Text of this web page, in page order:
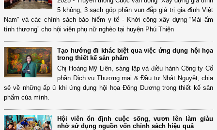
5 không, 3 sạch góp phần vun đắp giá trị gia đình Việt
Nam” và các chính sách bảo hiểm y tế - Khởi công xây dựng “Mái ấm
tình thương” cho hội viên phụ nữ nghèo tại huyện Phú Thiện
Tạo hướng đi khác biệt qua việc ứng dụng hội họa
trong thiết kế sản phẩm
Chị Hoàng Mỹ Liên, sáng lập và điều hành Công ty Cổ
phần Dịch vụ Thương mại & Đầu tư Nhật Nguyệt, chia
sẻ về những ấp ủ khi ứng dụng hội họa Đông Dương trong thiết kế sản
phẩm của mình.
Hội viên ổn định cuộc sống, vươn lên làm giàu
nhờ sử dụng nguồn vốn chính sách hiệu quả